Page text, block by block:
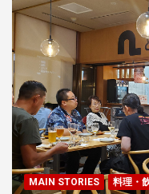
MAIN STORIES 料理・